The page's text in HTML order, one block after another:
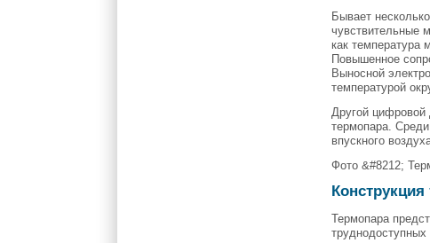
Бывает
чувствительные
как температура
Повышенное
Выносной
температурой
Другой цифровой
термопара.
впускного
Фото &#8212;
Термопара